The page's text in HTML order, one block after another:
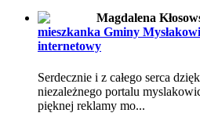
Magdalena
mieszkanka Gminy
internetowy
Serdecznie i z całego serca
niezależnego portalu
pięknej reklamy mo...